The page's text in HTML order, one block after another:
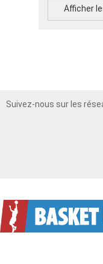
Afficher
Suivez-nous sur les